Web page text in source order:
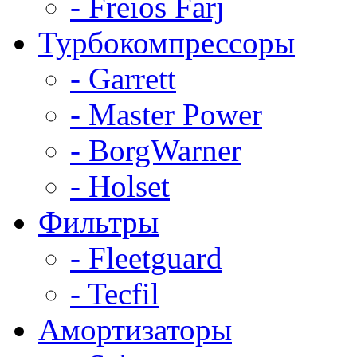
Турбокомпрессоры
- Garrett
- Master Power
- BorgWarner
- Holset
Фильтры
- Fleetguard
- Tecfil
Амортизаторы